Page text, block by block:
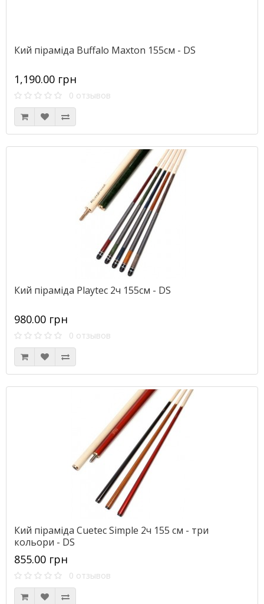
Кий піраміда Buffalo Maxton 155см - DS
1,190.00 грн
0 отзывов
Кий піраміда Playtec 2ч 155см - DS
980.00 грн
0 отзывов
Кий піраміда Cuetec Simple 2ч 155 см - три
кольори - DS
855.00 грн
0 отзывов